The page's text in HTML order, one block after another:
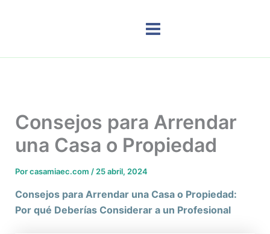
Consejos para Arrendar
una Casa o Propiedad
Porcasamiaec.com /25 abril, 2024
Consejos para Arrendar una Casa o Propiedad:
Por qué Deberías Considerar a un Profesional